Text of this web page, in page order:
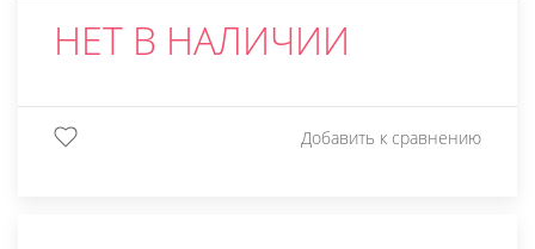
НЕТ В НАЛИЧИИ
Добавить к сравнению